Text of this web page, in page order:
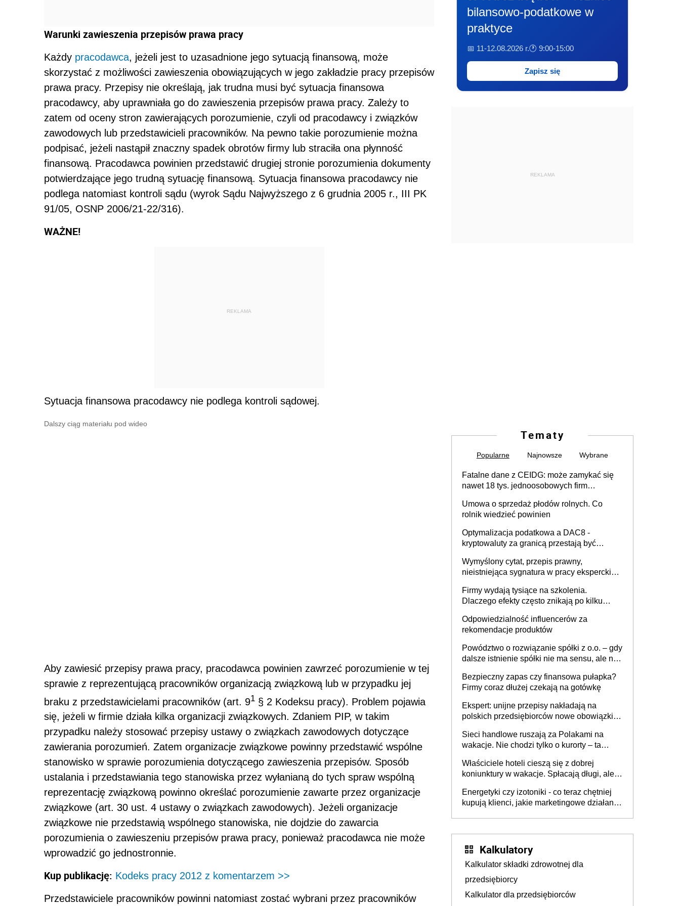
Warunki zawieszenia przepisów prawa pracy
Każdy pracodawca, jeżeli jest to uzasadnione jego sytuacją finansową, może
skorzystać z możliwości zawieszenia obowiązujących w jego zakładzie pracy przepisów
prawa pracy. Przepisy nie określają, jak trudna musi być sytuacja finansowa
pracodawcy, aby uprawniała go do zawieszenia przepisów prawa pracy. Zależy to
zatem od oceny stron zawierających porozumienie, czyli od pracodawcy i związków
zawodowych lub przedstawicieli pracowników. Na pewno takie porozumienie można
podpisać, jeżeli nastąpił znaczny spadek obrotów firmy lub straciła ona płynność
finansową. Pracodawca powinien przedstawić drugiej stronie porozumienia dokumenty
potwierdzające jego trudną sytuację finansową. Sytuacja finansowa pracodawcy nie
podlega natomiast kontroli sądu (wyrok Sądu Najwyższego z 6 grudnia 2005 r., III PK
91/05, OSNP 2006/21-22/316).
WAŻNE!
REKLAMA
Sytuacja finansowa pracodawcy nie podlega kontroli sądowej.
Dalszy ciąg materiału pod wideo
Aby zawiesić przepisy prawa pracy, pracodawca powinien zawrzeć porozumienie w tej
sprawie z reprezentującą pracowników organizacją związkową lub w przypadku jej
braku z przedstawicielami pracowników (art. 91 § 2 Kodeksu pracy). Problem pojawia
się, jeżeli w firmie działa kilka organizacji związkowych. Zdaniem PIP, w takim
przypadku należy stosować przepisy ustawy o związkach zawodowych dotyczące
zawierania porozumień. Zatem organizacje związkowe powinny przedstawić wspólne
stanowisko w sprawie porozumienia dotyczącego zawieszenia przepisów. Sposób
ustalania i przedstawiania tego stanowiska przez wyłanianą do tych spraw wspólną
reprezentację związkową powinno określać porozumienie zawarte przez organizacje
związkowe (art. 30 ust. 4 ustawy o związkach zawodowych). Jeżeli organizacje
związkowe nie przedstawią wspólnego stanowiska, nie dojdzie do zawarcia
porozumienia o zawieszeniu przepisów prawa pracy, ponieważ pracodawca nie może
wprowadzić go jednostronnie.
Kup publikację: Kodeks pracy 2012 z komentarzem >>
Przedstawiciele pracowników powinni natomiast zostać wybrani przez pracowników
bilansowo-podatkowe w
praktyce
📅 11-12.08.2026 r.🕐 9:00-15:00
Zapisz się
REKLAMA
Tematy
Popularne Najnowsze Wybrane
Fatalne dane z CEIDG: może zamykać się
nawet 18 tys. jednoosobowych firm
Umowa o sprzedaż płodów rolnych. Co
rolnik wiedzieć powinien
Optymalizacja podatkowa a DAC8 -
kryptowaluty za granicą przestają być
Wymyślony cytat, przepis prawny,
nieistniejąca sygnatura w pracy eksperckiej -
firmie
Firmy wydają tysiące na szkolenia.
Dlaczego efekty często znikają po kilku
Odpowiedzialność influencerów za
rekomendacje produktów
Powództwo o rozwiązanie spółki z o.o. – gdy
dalsze istnienie spółki nie ma sensu, ale nie
Bezpieczny zapas czy finansowa pułapka?
Firmy coraz dłużej czekają na gotówkę
Ekspert: unijne przepisy nakładają na
polskich przedsiębiorców nowe obowiązki w
Sieci handlowe ruszają za Polakami na
wakacje. Nie chodzi tylko o kurorty – ta
tam, gdzie wielu spędzi urlop po cichu
Właściciele hoteli cieszą się z dobrej
koniunktury w wakacje. Spłacają długi, ale
Energetyki czy izotoniki - co teraz chętniej
kupują klienci, jakie marketingowe działania
Kalkulatory
Kalkulator składki zdrowotnej dla
przedsiębiorcy
Kalkulator dla przedsiębiorców